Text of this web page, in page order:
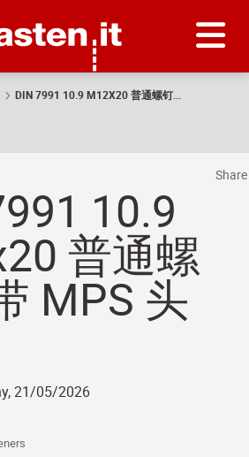
DIN 7991 10.9 M12X20 普通螺钉...
10.9
普通螺
MPS 头
21/05/2026
Share